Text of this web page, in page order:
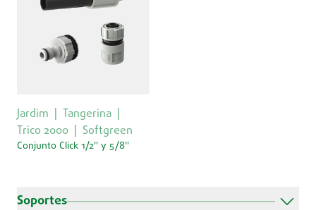
Jardim
Tangerina
Trico 2000
Softgreen
Conjunto Click 1/2'' y 5/8''
Soportes